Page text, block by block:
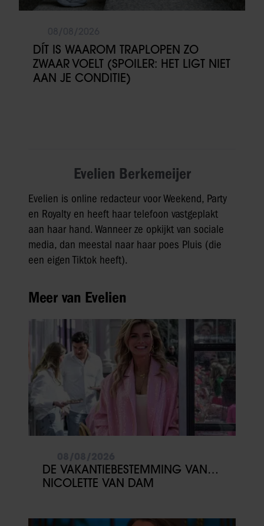
DÍT IS WAAROM TRAPLOPEN ZO
ZWAAR VOELT (SPOILER: HET LIGT NIET
AAN JE CONDITIE)
Evelien Berkemeijer
Evelien is online redacteur voor Weekend, Party
en Royalty en heeft haar telefoon vastgeplakt
aan haar hand. Wanneer ze opkijkt van sociale
media, dan meestal naar haar poes Pluis (die
een eigen Tiktok heeft).
Meer van Evelien
DE VAKANTIEBESTEMMING VAN…
NICOLETTE VAN DAM